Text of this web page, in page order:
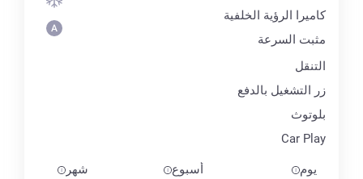
كاميرا الرؤية الخلفية
مثبت السرعة
التنقل
زر التشغيل بالدفع
بلوتوث
Car Play
يوم أسبوع شهر